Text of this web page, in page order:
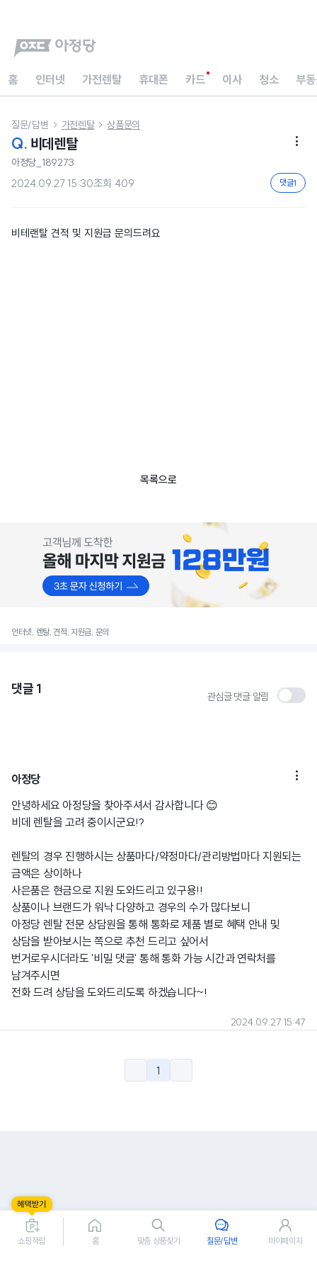
홈 인터넷 가전렌탈 휴대폰 카드 이사 청소 부
질문/답변  가전렌탈  상품문의
Q. 비데렌탈 
아정당_189273
2024.09.27 15:30조회 409 댓글1
비테랜탈 견적 및 지원급 문의드려요
목록으로
인터넷, 렌탈, 견적, 지원금, 문의
댓글 1 관심글 댓글 알림
아정당 
안녕하세요 아정당을 찾아주셔서 감사합니다 😊
비데 렌탈을 고려 중이시군요!?
렌탈의 경우 진행하시는 상품마다/약정마다/관리방법마다 지원되는
금액은 상이하나
사은품은 현금으로 지원 도와드리고 있구용!!
상품이나 브랜드가 워낙 다양하고 경우의 수가 많다보니
아정당 렌탈 전문 상담원을 통해 통화로 제품 별로 혜택 안내 및
상담을 받아보시는 쪽으로 추천 드리고 싶어서
번거로우시더라도 '비밀 댓글' 통해 통화 가능 시간과 연락처를
남겨주시면
전화 드려 상담을 도와드리도록 하겠습니다~!
2024.09.27 15:47
1
쇼핑적립 홈 맞춤 상품찾기 질문/답변 마이페이지